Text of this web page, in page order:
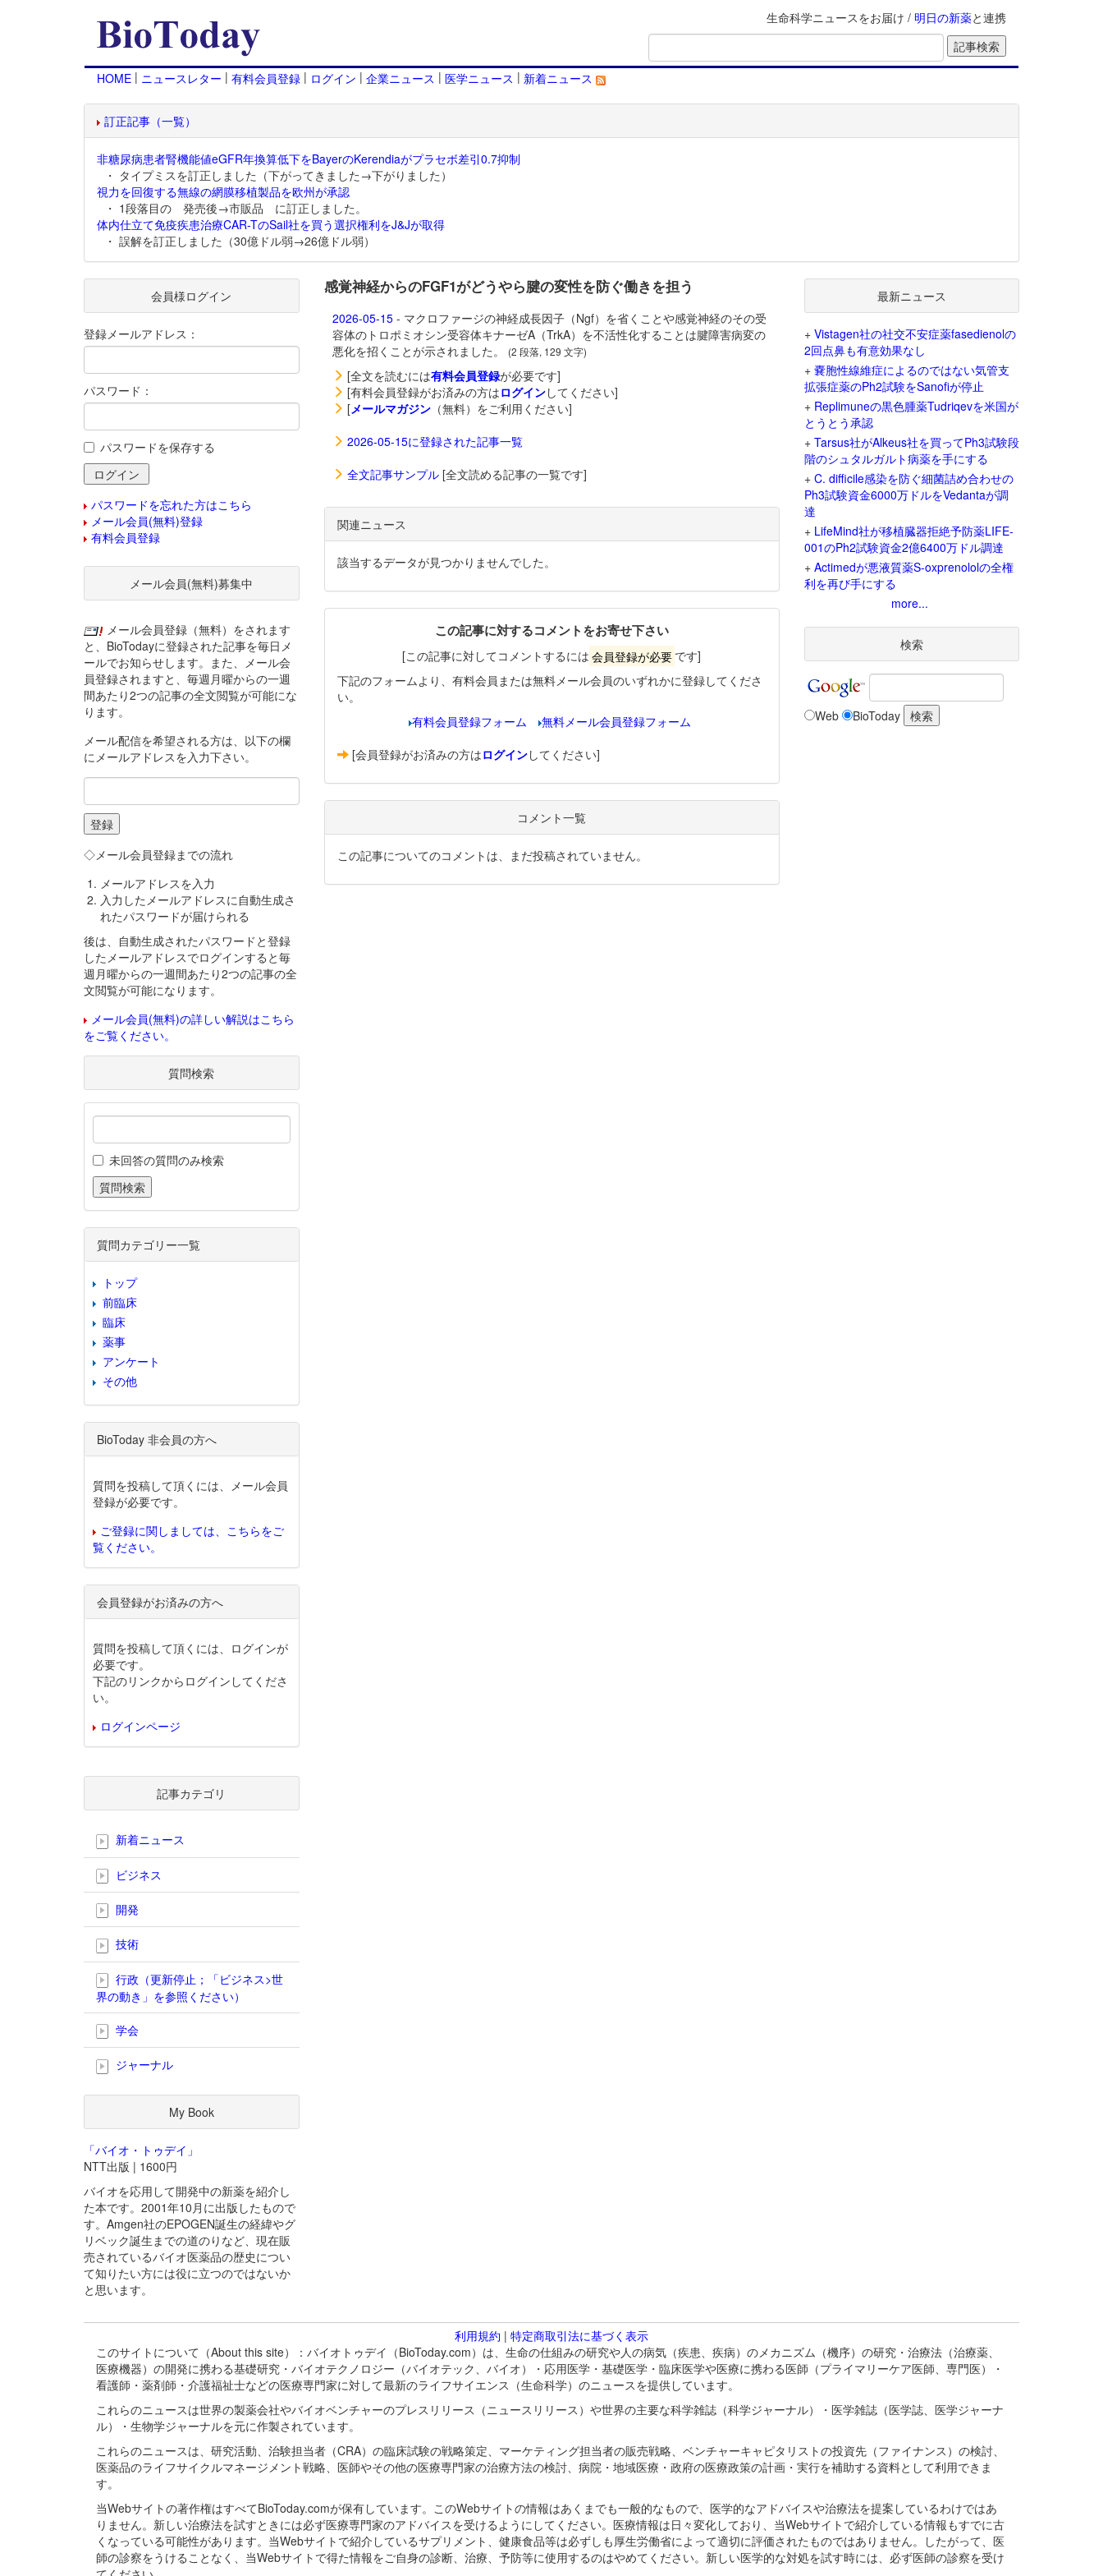
生命科学ニュースをお届け / 明日の新薬と連携
HOME | ニュースレター | 有料会員登録 | ログイン | 企業ニュース | 医学ニュース | 新着ニュース
訂正記事（一覧）
非糖尿病患者腎機能値eGFR年換算低下をBayerのKerendiaがプラセボ差引0.7抑制
・ タイプミスを訂正しました（下がってきました→下がりました）
視力を回復する無線の網膜移植製品を欧州が承認
・ 1段落目の 発売後→市販品 に訂正しました。
体内仕立て免疫疾患治療CAR-TのSail社を買う選択権利をJ&Jが取得
・ 誤解を訂正しました（30億ドル弱→26億ドル弱）
感覚神経からのFGF1がどうやら腱の変性を防ぐ働きを担う
2026-05-15- マクロファージの神経成長因子（Ngf）を省くことや感覚神経のその受
容体のトロポミオシン受容体キナーゼA（TrkA）を不活性化することは腱障害病変の
悪化を招くことが示されました。
(2 段落, 129 文字)
[全文を読むには有料会員登録が必要です]
[有料会員登録がお済みの方はログインしてください]
[メールマガジン（無料）をご利用ください]
2026-05-15に登録された記事一覧
全文記事サンプル[全文読める記事の一覧です]
関連ニュース
該当するデータが見つかりませんでした。
この記事に対するコメントをお寄せ下さい
[この記事に対してコメントするには 会員登録が必要 です]
下記のフォームより、有料会員または無料メール会員のいずれかに登録してくださ
い。
有料会員登録フォーム
無料メール会員登録フォーム
[会員登録がお済みの方はログインしてください]
コメント一覧
この記事についてのコメントは、まだ投稿されていません。
会員様ログイン
登録メールアドレス：
パスワード：
パスワードを保存する
パスワードを忘れた方はこちら
メール会員(無料)登録
有料会員登録
メール会員(無料)募集中
メール会員登録（無料）をされます
と、BioTodayに登録された記事を毎日メ
ールでお知らせします。また、メール会
員登録されますと、毎週月曜からの一週
間あたり2つの記事の全文閲覧が可能にな
ります。
メール配信を希望される方は、以下の欄
にメールアドレスを入力下さい。
◇メール会員登録までの流れ
メールアドレスを入力
入力したメールアドレスに自動生成さ
れたパスワードが届けられる
後は、自動生成されたパスワードと登録
したメールアドレスでログインすると毎
週月曜からの一週間あたり2つの記事の全
文閲覧が可能になります。
メール会員(無料)の詳しい解説はこちら
をご覧ください。
質問検索
未回答の質問のみ検索
質問カテゴリー一覧
トップ
前臨床
臨床
薬事
アンケート
その他
BioToday 非会員の方へ
質問を投稿して頂くには、メール会員
登録が必要です。
ご登録に関しましては、こちらをご
覧ください。
会員登録がお済みの方へ
質問を投稿して頂くには、ログインが
必要です。
下記のリンクからログインしてくださ
い。
ログインページ
記事カテゴリ
新着ニュース
ビジネス
開発
技術
行政（更新停止；「ビジネス>世
界の動き」を参照ください）
学会
ジャーナル
My Book
「バイオ・トゥデイ」
NTT出版 | 1600円
バイオを応用して開発中の新薬を紹介し
た本です。2001年10月に出版したもので
す。Amgen社のEPOGEN誕生の経緯やグ
リベック誕生までの道のりなど、現在販
売されているバイオ医薬品の歴史につい
て知りたい方には役に立つのではないか
と思います。
最新ニュース
+ Vistagen社の社交不安症薬fasedienolの
2回点鼻も有意効果なし
+ 嚢胞性線維症によるのではない気管支
拡張症薬のPh2試験をSanofiが停止
+ Replimuneの黒色腫薬Tudriqevを米国が
とうとう承認
+ Tarsus社がAlkeus社を買ってPh3試験段
階のシュタルガルト病薬を手にする
+ C. difficile感染を防ぐ細菌詰め合わせの
Ph3試験資金6000万ドルをVedantaが調
達
+ LifeMind社が移植臓器拒絶予防薬LIFE-
001のPh2試験資金2億6400万ドル調達
+ Actimedが悪液質薬S-oxprenololの全権
利を再び手にする
more...
検索
Web BioToday
利用規約 | 特定商取引法に基づく表示
このサイトについて（About this site）：バイオトゥデイ（BioToday.com）は、生命の仕組みの研究や人の病気（疾患、疾病）のメカニズム（機序）の研究・治療法（治療薬、
医療機器）の開発に携わる基礎研究・バイオテクノロジー（バイオテック、バイオ）・応用医学・基礎医学・臨床医学や医療に携わる医師（プライマリーケア医師、専門医）・
看護師・薬剤師・介護福祉士などの医療専門家に対して最新のライフサイエンス（生命科学）のニュースを提供しています。
これらのニュースは世界の製薬会社やバイオベンチャーのプレスリリース（ニュースリリース）や世界の主要な科学雑誌（科学ジャーナル）・医学雑誌（医学誌、医学ジャーナ
ル）・生物学ジャーナルを元に作製されています。
これらのニュースは、研究活動、治験担当者（CRA）の臨床試験の戦略策定、マーケティング担当者の販売戦略、ベンチャーキャピタリストの投資先（ファイナンス）の検討、
医薬品のライフサイクルマネージメント戦略、医師やその他の医療専門家の治療方法の検討、病院・地域医療・政府の医療政策の計画・実行を補助する資料として利用できま
す。
当Webサイトの著作権はすべてBioToday.comが保有しています。このWebサイトの情報はあくまでも一般的なもので、医学的なアドバイスや治療法を提案しているわけではあ
りません。新しい治療法を試すときには必ず医療専門家のアドバイスを受けるようにしてください。医療情報は日々変化しており、当Webサイトで紹介している情報もすでに古
くなっている可能性があります。当Webサイトで紹介しているサプリメント、健康食品等は必ずしも厚生労働省によって適切に評価されたものではありません。したがって、医
師の診察をうけることなく、当Webサイトで得た情報をご自身の診断、治療、予防等に使用するのはやめてください。新しい医学的な対処を試す時には、必ず医師の診察を受け